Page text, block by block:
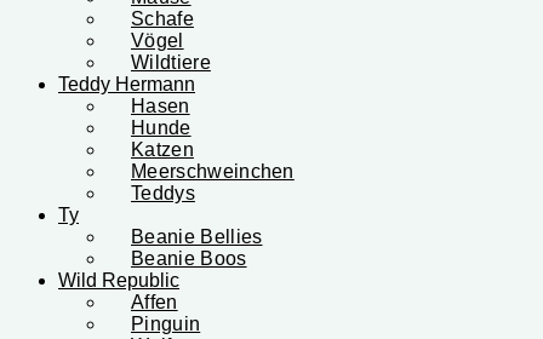
Schafe
Vögel
Wildtiere
Teddy Hermann
Hasen
Hunde
Katzen
Meerschweinchen
Teddys
Ty
Beanie Bellies
Beanie Boos
Wild Republic
Affen
Pinguin